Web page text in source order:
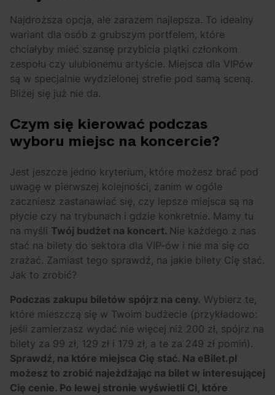
Najdroższa opcja, ale zarazem najlepsza. To idealny
wariant dla osób z grubszym portfelem, które
chciałyby mieć szansę przybicia piątki członkom
zespołu czy ulubionemu artyście. Miejsca dla VIPów
są w specjalnie wydzielonej strefie pod samą sceną.
Bliżej się już nie da.
Czym się kierować podczas
wyboru miejsc na koncercie?
Jest jeszcze jedno kryterium, które możesz brać pod
uwagę w pierwszej kolejności, zanim w ogóle
zaczniesz zastanawiać się, czy lepsze miejsca są na
płycie czy na trybunach i gdzie konkretnie. Mamy tu
na myśli Twój budżet na koncert. Nie każdego z nas
stać na bilety do sektora dla VIP-ów i nie ma się co
zrażać. Zamiast tego sprawdź, na jakie bilety Cię stać.
Jak to zrobić?
Podczas zakupu biletów spójrz na ceny. Wybierz te,
które mieszczą się w Twoim budżecie (przykładowo:
jeśli zamierzasz wydać nie więcej niż 200 zł, spójrz na
bilety za 99 zł, 129 zł i 179 zł, a te za 249 zł pomiń).
Sprawdź, na które miejsca Cię stać. Na eBilet.pl
możesz to zrobić najeżdżając na bilet w interesującej
Cię cenie. Po lewej stronie wyświetli Ci, które